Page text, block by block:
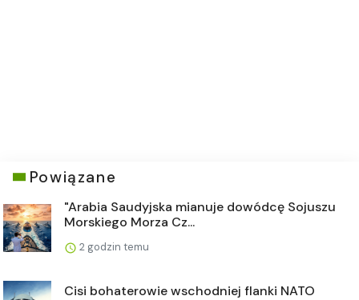
Powiązane
"Arabia Saudyjska mianuje dowódcę Sojuszu
Morskiego Morza Cz...
2 godzin temu
Cisi bohaterowie wschodniej flanki NATO